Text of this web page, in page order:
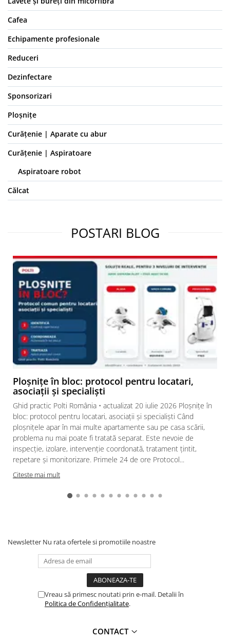
Cafea
Echipamente profesionale
Reduceri
Dezinfectare
Sponsorizari
Ploșnițe
Curățenie | Aparate cu abur
Curățenie | Aspiratoare
Aspiratoare robot
Călcat
POSTARI BLOG
Ploșnițe în bloc: protocol pentru locatari,
asociații și specialiști
Ghid practic Polti România • actualizat 20 iulie 2026 Ploșnițe în
bloc: protocol pentru locatari, asociații și specialiști Când
ploșnițele apar în mai multe apartamente sau pe casa scării,
problema nu mai poate fi tratată separat. Este nevoie de
inspecție, izolare, intervenție coordonată, tratament țintit,
repetare și monitorizare. Primele 24 de ore Protocol...
Citeste mai mult
Newsletter Nu rata ofertele si promotiile noastre
Vreau să primesc noutati prin e-mail. Detalii în
Politica de Confidențialitate.
CONTACT